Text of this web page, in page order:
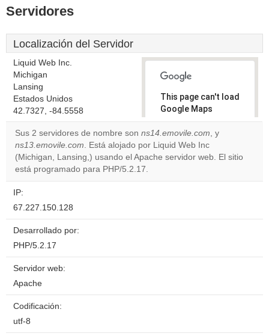
Servidores
Localización del Servidor
Liquid Web Inc.
Michigan
Lansing
Estados Unidos
42.7327, -84.5558
This page can't load
Google Maps
correctly.
Do you
own this
OK
Sus 2 servidores de nombre son ns14.emovile.com, y
ns13.emovile.com. Está alojado por Liquid Web Inc
(Michigan, Lansing,) usando el Apache servidor web. El sitio
está programado para PHP/5.2.17.
IP:
67.227.150.128
Desarrollado por:
PHP/5.2.17
Servidor web:
Apache
Codificación:
utf-8